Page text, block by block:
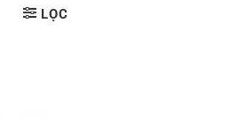
LỌC